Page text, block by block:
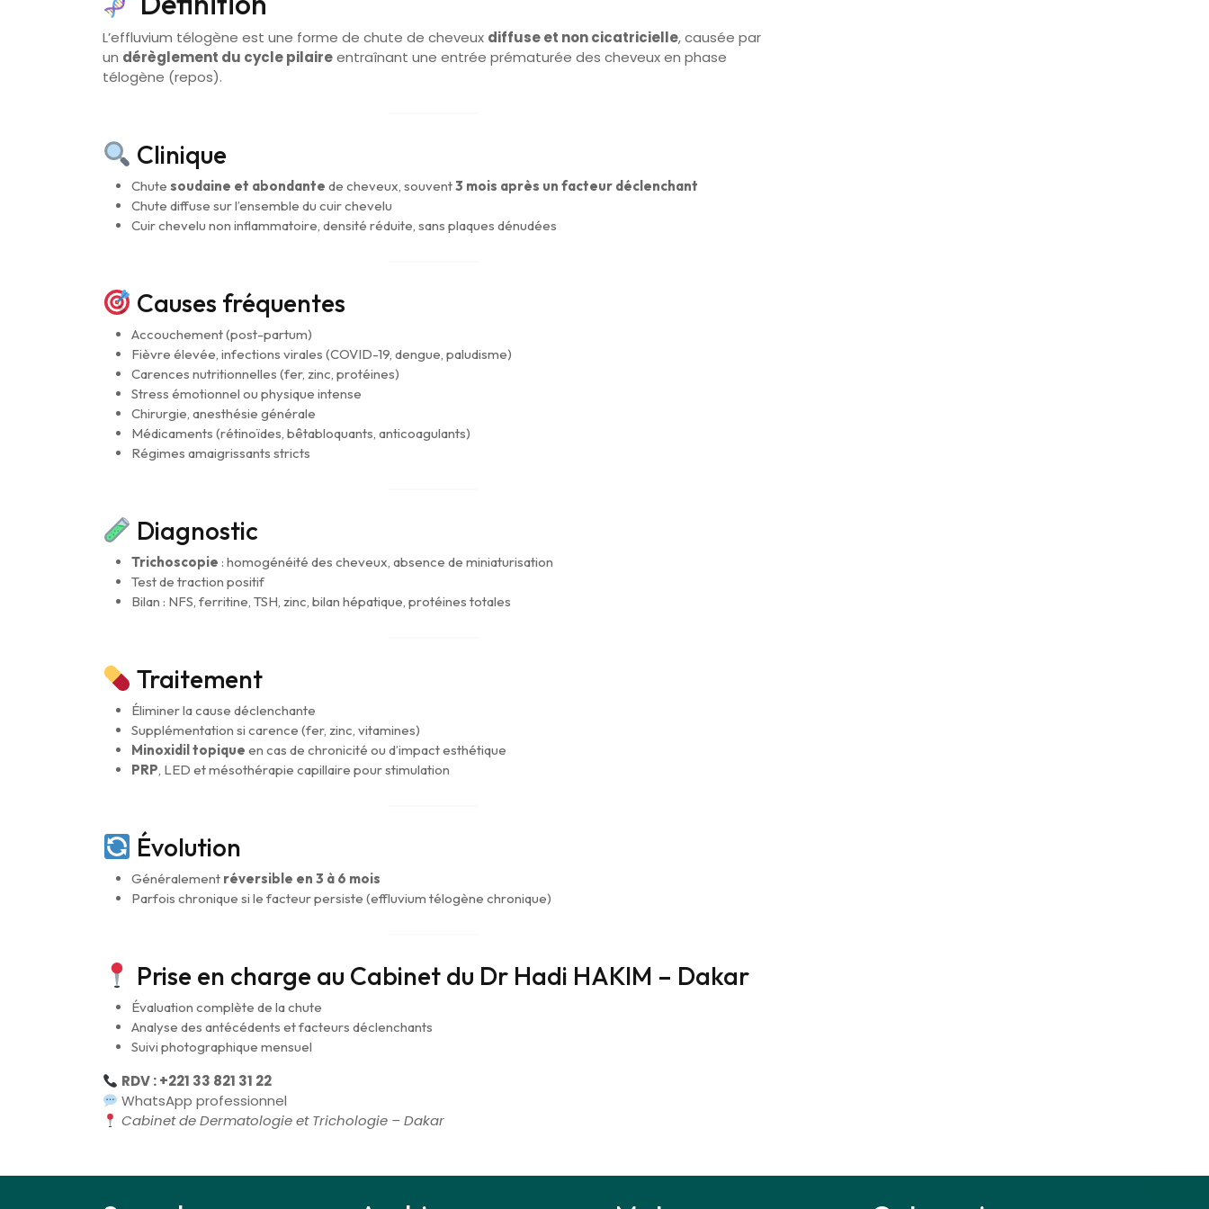
L’effluvium télogène est une forme de chute de cheveux diffuse et non cicatricielle, causée par
un dérèglement du cycle pilaireentraînant une entrée prématurée des cheveux en phase
télogène (repos).
Clinique
Chute soudaine et abondante de cheveux, souvent3 mois après un facteur déclenchant
Chute diffuse sur l’ensemble du cuir chevelu
Cuir chevelu non inflammatoire, densité réduite, sans plaques dénudées
Causes fréquentes
Accouchement (post-partum)
Fièvre élevée, infections virales (COVID-19, dengue, paludisme)
Carences nutritionnelles (fer, zinc, protéines)
Stress émotionnel ou physique intense
Chirurgie, anesthésie générale
Médicaments (rétinoïdes, bêtabloquants, anticoagulants)
Régimes amaigrissants stricts
Diagnostic
Trichoscopie : homogénéité des cheveux, absence de miniaturisation
Test de traction positif
Bilan : NFS, ferritine, TSH, zinc, bilan hépatique, protéines totales
Traitement
Éliminer la cause déclenchante
Supplémentation si carence (fer, zinc, vitamines)
Minoxidil topique en cas de chronicité ou d’impact esthétique
PRP, LED et mésothérapie capillaire pour stimulation
Évolution
Généralement réversible en 3 à 6 mois
Parfois chronique si le facteur persiste (effluvium télogène chronique)
Prise en charge au Cabinet du Dr Hadi HAKIM – Dakar
Évaluation complète de la chute
Analyse des antécédents et facteurs déclenchants
Suivi photographique mensuel
RDV : +221 33 821 31 22
WhatsApp professionnel
Cabinet de Dermatologie et Trichologie – Dakar